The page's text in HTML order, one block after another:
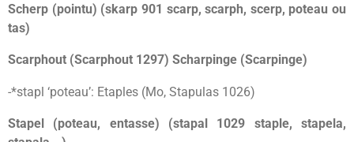
Scherp (pointu) (skarp 901 scarp, scarph, scerp, poteau ou
tas)
Scarphout (Scarphout 1297) Scharpinge (Scarpinge)
-*stapl ‘poteau’: Etaples (Mo, Stapulas 1026)
Stapel (poteau, entasse) (stapal 1029 staple, stapela,